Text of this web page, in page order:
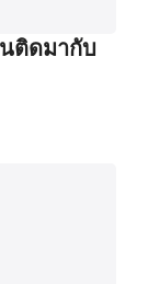
นติดมากับ